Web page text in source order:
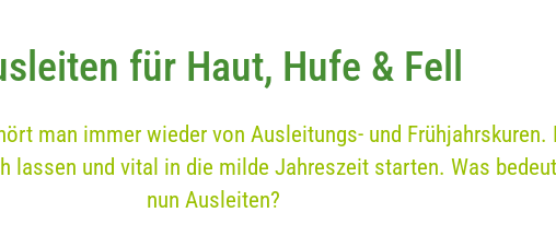
für Haut, Hufe & Fell
man immer wieder von Ausleitungs- und Frühjahrskuren.
lassen und vital in die milde Jahreszeit starten. Was
nun Ausleiten?